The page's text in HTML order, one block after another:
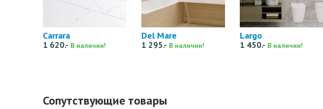
Carrara
1 620.- В наличии!
Del Mare
1 295.- В наличии!
Largo
1 450.- В наличии!
Сопутствующие товары